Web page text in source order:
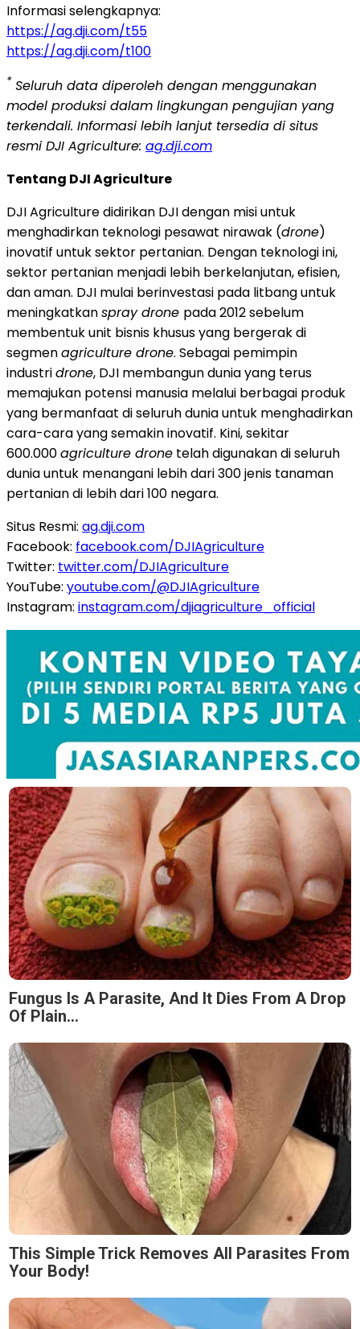
Informasi selengkapnya:
https://ag.dji.com/t55
https://ag.dji.com/t100
* Seluruh data diperoleh dengan menggunakan
model produksi dalam lingkungan pengujian yang
terkendali. Informasi lebih lanjut tersedia di situs
resmi DJI Agriculture: ag.dji.com
Tentang DJI Agriculture
DJI Agriculture didirikan DJI dengan misi untuk
menghadirkan teknologi pesawat nirawak (drone)
inovatif untuk sektor pertanian. Dengan teknologi ini,
sektor pertanian menjadi lebih berkelanjutan, efisien,
dan aman. DJI mulai berinvestasi pada litbang untuk
meningkatkanspray drone pada 2012 sebelum
membentuk unit bisnis khusus yang bergerak di
segmenagriculture drone. Sebagai pemimpin
industridrone, DJI membangun dunia yang terus
memajukan potensi manusia melalui berbagai produk
yang bermanfaat di seluruh dunia untuk menghadirkan
cara-cara yang semakin inovatif. Kini, sekitar
600.000agriculture drone telah digunakan di seluruh
dunia untuk menangani lebih dari 300 jenis tanaman
pertanian di lebih dari 100 negara.
Situs Resmi: ag.dji.com
Facebook: facebook.com/DJIAgriculture
Twitter: twitter.com/DJIAgriculture
YouTube: youtube.com/@DJIAgriculture
Instagram: instagram.com/djiagriculture_official
Fungus Is A Parasite, And It Dies From A Drop
Of Plain...
This Simple Trick Removes All Parasites From
Your Body!